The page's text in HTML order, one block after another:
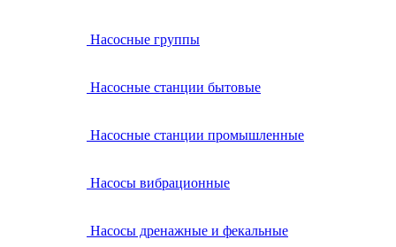
Насосные группы
Насосные станции бытовые
Насосные станции промышленные
Насосы вибрационные
Насосы дренажные и фекальные